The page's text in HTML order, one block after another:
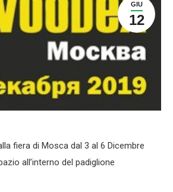
GIU
12
fiera di Mosca dal 3 al 6 Dicembre
all’interno del padiglione